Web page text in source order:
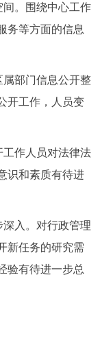
。围绕中心工作
务等方面的信息
部门信息公开整
开工作，人员变
作人员对法律法
识和素质有待进
入。对行政管理
新任务的研究需
验有待进一步总